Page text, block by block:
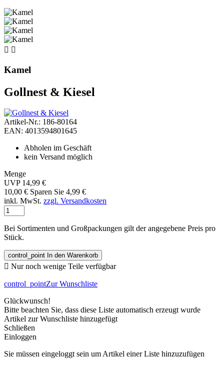
 
Kamel
Gollnest & Kiesel
Artikel-Nr.: 186-80164
EAN: 4013594801645
Abholen im Geschäft
kein Versand möglich
Menge
UVP 14,99 €
10,00 € Sparen Sie 4,99 €
inkl. MwSt. zzgl. Versandkosten
Bei Sortimenten und Großpackungen gilt der angegebene Preis pro
Stück.
control_point In den Warenkorb
 Nur noch wenige Teile verfügbar
control_pointZur Wunschliste
Glückwunsch!
Bitte beachten Sie, dass diese Liste automatisch erzeugt wurde
Artikel zur Wunschliste hinzugefügt
Schließen
Einloggen
Sie müssen eingeloggt sein um Artikel einer Liste hinzuzufügen